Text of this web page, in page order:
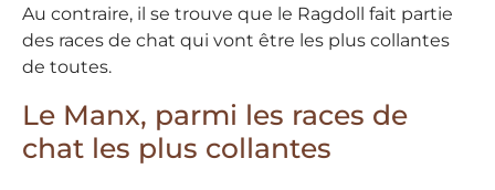
Au contraire, il se trouve que le Ragdoll fait partie
des races de chat qui vont être les plus collantes
de toutes.
Le Manx, parmi les races de
chat les plus collantes